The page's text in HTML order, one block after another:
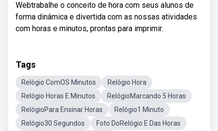
Webtrabalhe o conceito de hora com seus alunos de
forma dinâmica e divertida com as nossas atividades
com horas e minutos, prontas para imprimir.
Tags
Relógio ComOS Minutos
Relógio Hora
Relógio Horas E Minutos
RelógioMarcando 5 Horas
RelógioPara Ensinar Horas
Relógio1 Minuto
Relógio30 Segundos
Foto DoRelógio E Das Horas